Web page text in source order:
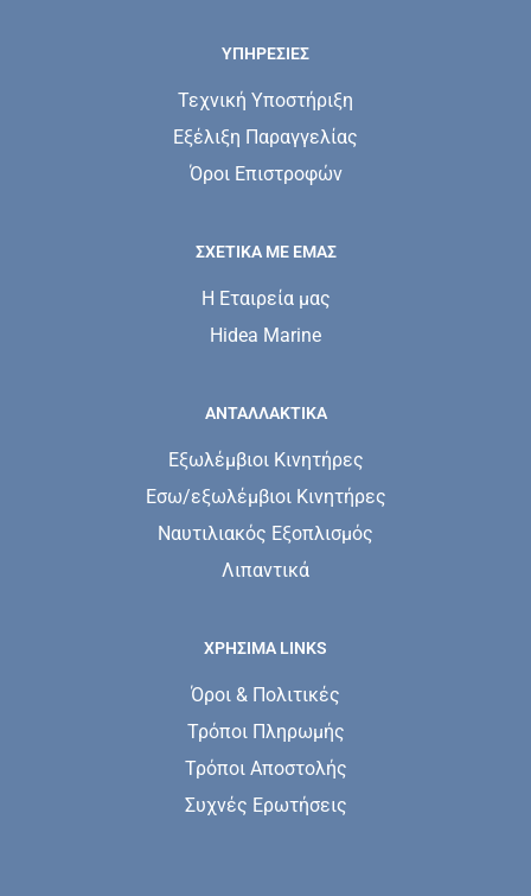
ΥΠΗΡΕΣΊΕΣ
Τεχνική Υποστήριξη
Εξέλιξη Παραγγελίας
Όροι Επιστροφών
ΣΧΕΤΙΚΆ ΜΕ ΕΜΆΣ
Η Εταιρεία μας
Hidea Marine
ΑΝΤΑΛΛΑΚΤΙΚΑ
Εξωλέμβιοι Κινητήρες
Εσω/εξωλέμβιοι Κινητήρες
Ναυτιλιακός Εξοπλισμός
Λιπαντικά
ΧΡΗΣΙΜΑ LINKS
Όροι & Πολιτικές
Τρόποι Πληρωμής
Τρόποι Αποστολής
Συχνές Ερωτήσεις